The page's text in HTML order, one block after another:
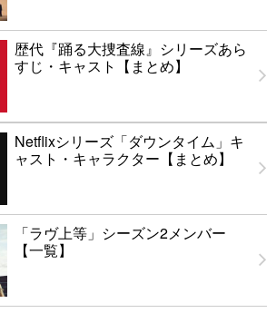
歴代『踊る大捜査線』シリーズあら
すじ・キャスト【まとめ】
Netflixシリーズ「ダウンタイム」キ
ャスト・キャラクター【まとめ】
「ラヴ上等」シーズン2メンバー
【一覧】